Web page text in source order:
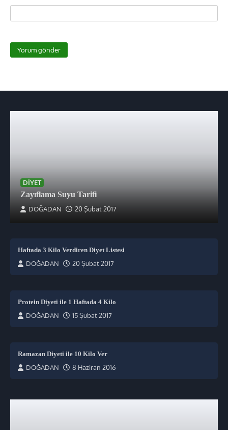
DIYET
Zayıflama Suyu Tarifi
DOĞADAN 20 Şubat 2017
Haftada 3 Kilo Verdiren Diyet Listesi
DOĞADAN 20 Şubat 2017
Protein Diyeti ile 1 Haftada 4 Kilo
DOĞADAN 15 Şubat 2017
Ramazan Diyeti ile 10 Kilo Ver
DOĞADAN 8 Haziran 2016